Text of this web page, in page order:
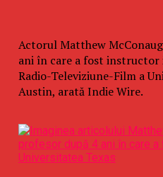
Actorul Matthew
ani în care a fost
Radio-Televiziune-Film a
Austin, arată Indie Wire.